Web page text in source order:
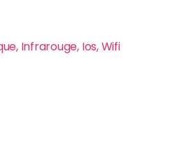
, Infrarouge, Ios,Wifi